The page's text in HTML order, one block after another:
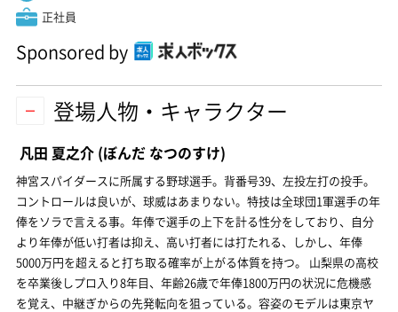
正社員
Sponsored by
登場人物・キャラクター
凡田 夏之介 (ぼんだ なつのすけ)
神宮スパイダースに所属する野球選手。背番号39、左投左打の投手。
コントロールは良いが、球威はあまりない。特技は全球団1軍選手の年
俸をソラで言える事。年俸で選手の上下を計る性分をしており、自分
より年俸が低い打者は抑え、高い打者には打たれる、しかし、年俸
5000万円を超えると打ち取る確率が上がる体質を持つ。 山梨県の高校
を卒業後しプロ入り8年目、年齢26歳で年俸1800万円の状況に危機感
を覚え、中継ぎからの先発転向を狙っている。容姿のモデルは東京ヤ